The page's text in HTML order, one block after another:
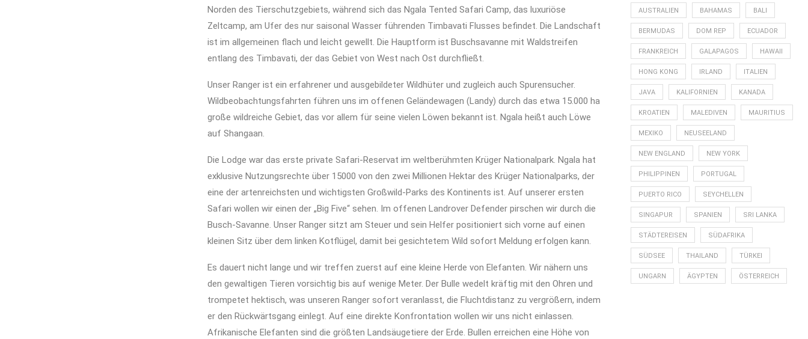
Norden des Tierschutzgebiets, während sich das Ngala Tented Safari Camp, das luxuriöse
Zeltcamp, am Ufer des nur saisonal Wasser führenden Timbavati Flusses befindet. Die Landschaft
ist im allgemeinen flach und leicht gewellt. Die Hauptform ist Buschsavanne mit Waldstreifen
entlang des Timbavati, der das Gebiet von West nach Ost durchfließt.
Unser Ranger ist ein erfahrener und ausgebildeter Wildhüter und zugleich auch Spurensucher.
Wildbeobachtungsfahrten führen uns im offenen Geländewagen (Landy) durch das etwa 15.000 ha
große wildreiche Gebiet, das vor allem für seine vielen Löwen bekannt ist. Ngala heißt auch Löwe
auf Shangaan.
Die Lodge war das erste private Safari-Reservat im weltberühmten Krüger Nationalpark. Ngala hat
exklusive Nutzungsrechte über 15000 von den zwei Millionen Hektar des Krüger Nationalparks, der
eine der artenreichsten und wichtigsten Großwild-Parks des Kontinents ist. Auf unserer ersten
Safari wollen wir einen der „Big Five“ sehen. Im offenen Landrover Defender pirschen wir durch die
Busch-Savanne. Unser Ranger sitzt am Steuer und sein Helfer positioniert sich vorne auf einen
kleinen Sitz über dem linken Kotflügel, damit bei gesichtetem Wild sofort Meldung erfolgen kann.
Es dauert nicht lange und wir treffen zuerst auf eine kleine Herde von Elefanten. Wir nähern uns
den gewaltigen Tieren vorsichtig bis auf wenige Meter. Der Bulle wedelt kräftig mit den Ohren und
trompetet hektisch, was unseren Ranger sofort veranlasst, die Fluchtdistanz zu vergrößern, indem
er den Rückwärtsgang einlegt. Auf eine direkte Konfrontation wollen wir uns nicht einlassen.
Afrikanische Elefanten sind die größten Landsäugetiere der Erde. Bullen erreichen eine Höhe von
AUSTRALIEN BAHAMAS BALI
BERMUDAS DOM REP ECUADOR
FRANKREICH GALAPAGOS HAWAII
HONG KONG IRLAND ITALIEN
JAVA KALIFORNIEN KANADA
KROATIEN MALEDIVEN MAURITIUS
MEXIKO NEUSEELAND
NEW ENGLAND NEW YORK
PHILIPPINEN PORTUGAL
PUERTO RICO SEYCHELLEN
SINGAPUR SPANIEN SRI LANKA
STÄDTEREISEN SÜDAFRIKA
SÜDSEE THAILAND TÜRKEI
UNGARN ÄGYPTEN ÖSTERREICH